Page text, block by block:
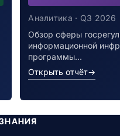
Аналитика · Q3 2026
Обзор сферы
информационной
программы…
Открыть отчёт→